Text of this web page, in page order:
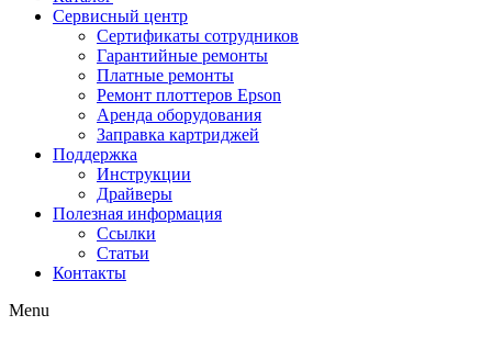
Сервисный центр
Сертификаты сотрудников
Гарантийные ремонты
Платные ремонты
Ремонт плоттеров Epson
Аренда оборудования
Заправка картриджей
Поддержка
Инструкции
Драйверы
Полезная информация
Ссылки
Статьи
Контакты
Menu